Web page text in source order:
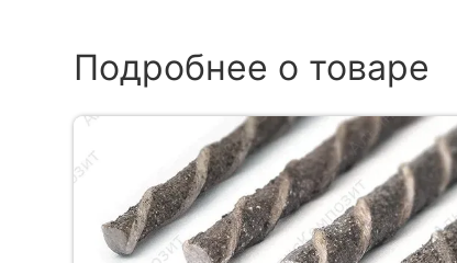
Подробнее о товаре